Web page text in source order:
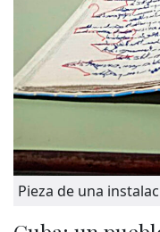
Pieza de una